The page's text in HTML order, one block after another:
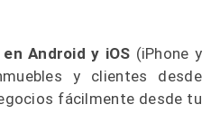
Android y iOS (iPhone y
y clientes desde
fácilmente desde tu